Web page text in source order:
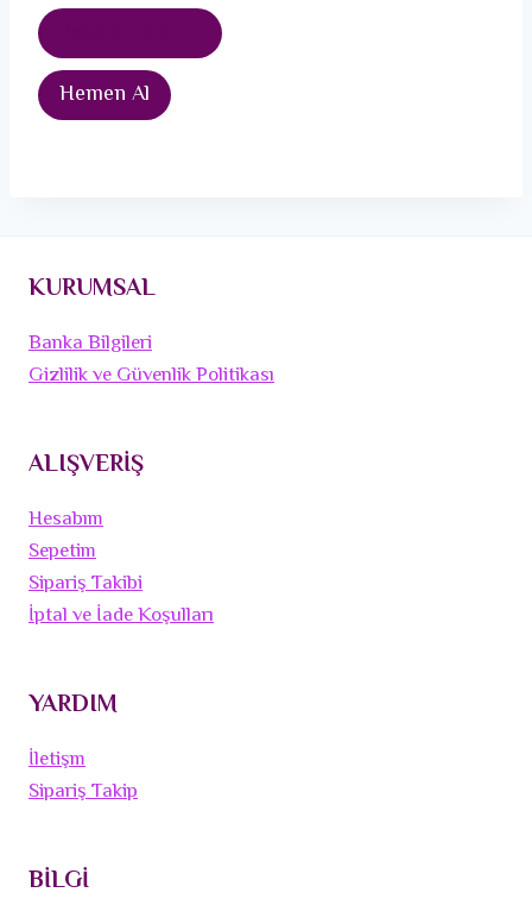
Hemen Al
KURUMSAL
Banka Bilgileri
Gizlilik ve Güvenlik Politikası
ALIŞVERİŞ
Hesabım
Sepetim
Sipariş Takibi
İptal ve İade Koşulları
YARDIM
İletişm
Sipariş Takip
BİLGİ